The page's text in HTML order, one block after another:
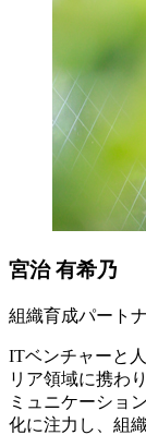
宮治 有希乃
組織育成パート
ITベンチャーと
リア領域に携わ
ミュニケーショ
化に注力し、組